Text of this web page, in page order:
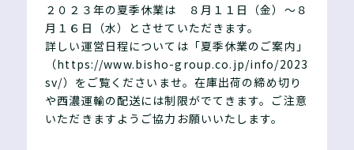
２０２３年の夏季休業は ８月１１日（金）～８
月１６日（水）とさせていただきます。
詳しい運営日程については「夏季休業のご案内」
（https://www.bisho-group.co.jp/info/2023
sv/）をご覧くださいませ。在庫出荷の締め切り
や西濃運輸の配送には制限がでてきます。ご注意
いただきますようご協力お願いいたします。